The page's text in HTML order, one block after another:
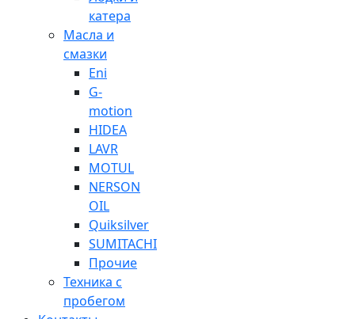
катера
Масла и
смазки
Eni
G-
motion
HIDEA
LAVR
MOTUL
NERSON
OIL
Quiksilver
SUMITACHI
Прочие
Техника с
пробегом